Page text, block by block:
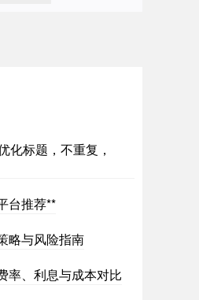
化标题，不重复，
台推荐**
略与风险指南
率、利息与成本对比